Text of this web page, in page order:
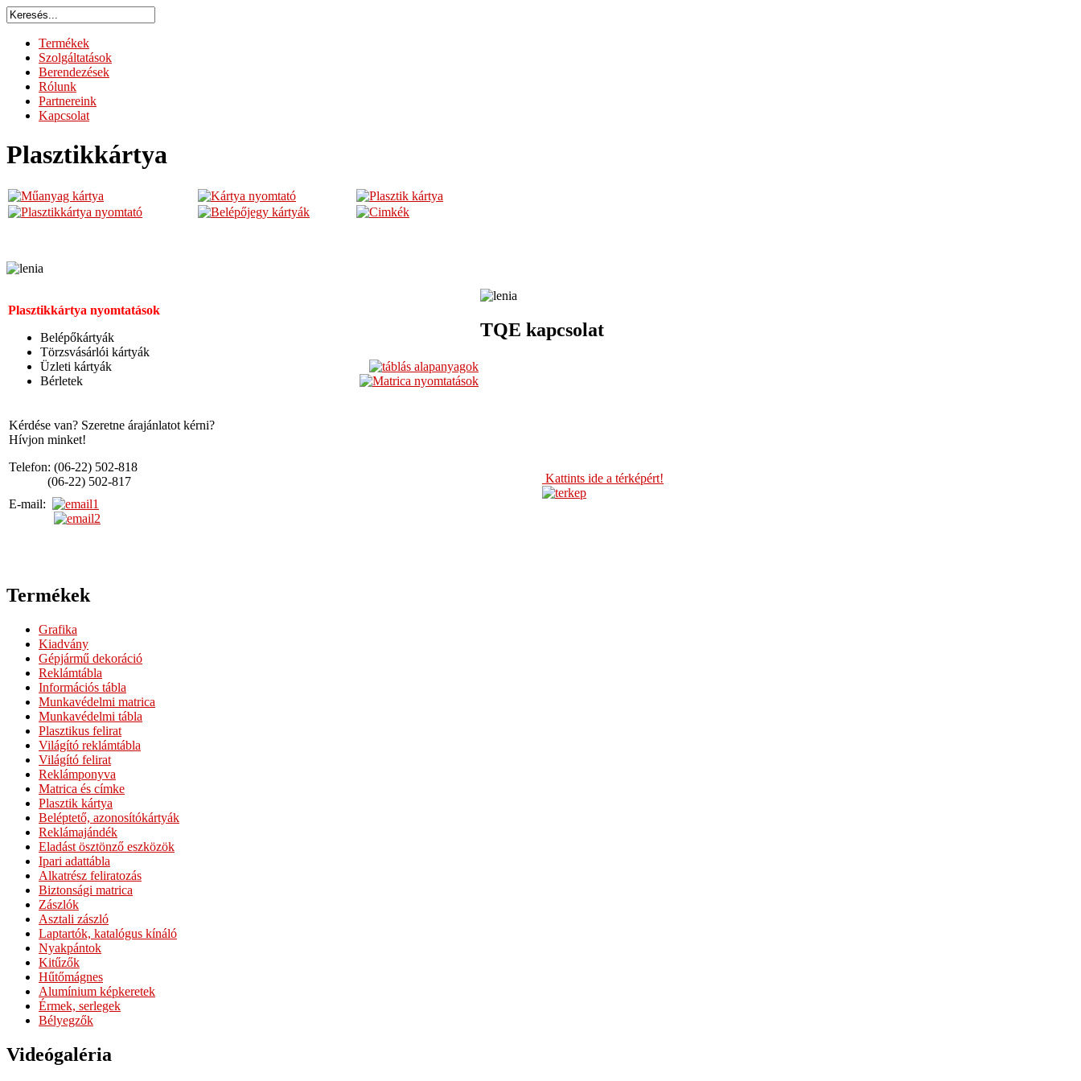
Termékek
Szolgáltatások
Berendezések
Rólunk
Partnereink
Kapcsolat
Plasztikkártya
Plasztikkártya nyomtatások
Belépőkártyák
Törzsvásárlói kártyák
Üzleti kártyák
Bérletek
TQE kapcsolat
Kérdése van? Szeretne árajánlatot kérni?
Hívjon minket!
Telefon: (06-22) 502-818
(06-22) 502-817
E-mail:
Kattints ide a térképért!
Termékek
Grafika
Kiadvány
Gépjármű dekoráció
Reklámtábla
Információs tábla
Munkavédelmi matrica
Munkavédelmi tábla
Plasztikus felirat
Világító reklámtábla
Világító felirat
Reklámponyva
Matrica és címke
Plasztik kártya
Beléptető, azonosítókártyák
Reklámajándék
Eladást ösztönző eszközök
Ipari adattábla
Alkatrész feliratozás
Biztonsági matrica
Zászlók
Asztali zászló
Laptartók, katalógus kínáló
Nyakpántok
Kitűzők
Hűtőmágnes
Alumínium képkeretek
Érmek, serlegek
Bélyegzők
Videógaléria